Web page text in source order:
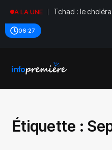
A LA UNE Tchad : le
06:27
Étiquette :